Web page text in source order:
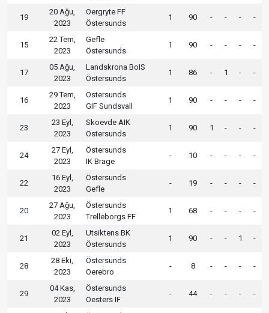
19
20 Ağu,
2023
Oergryte FF
Östersunds
1 90 - - - -
15
22 Tem,
2023
Gefle
Östersunds
1 90 - - - -
17
05 Ağu,
2023
Landskrona BoIS
Östersunds
1 86 - 1 - -
16
29 Tem,
2023
Östersunds
GIF Sundsvall
1 90 - - - -
23
23 Eyl,
2023
Skoevde AIK
Östersunds
1 90 1 - - -
24
27 Eyl,
2023
Östersunds
IK Brage
- 10 - - - -
22
16 Eyl,
2023
Östersunds
Gefle
- 19 - - - -
20
27 Ağu,
2023
Östersunds
Trelleborgs FF
1 68 - - - -
21
02 Eyl,
2023
Utsiktens BK
Östersunds
1 90 - - 1 -
28
28 Eki,
2023
Östersunds
Oerebro
- 8 - - - -
29
04 Kas,
2023
Östersunds
Oesters IF
- 44 - - - -